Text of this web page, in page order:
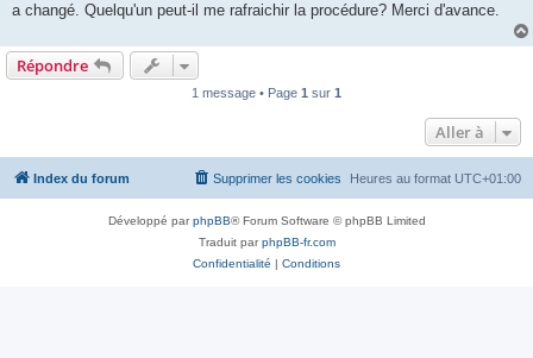
a changé. Quelqu'un peut-il me rafraichir la procédure? Merci d'avance.
Répondre
1 message • Page 1 sur 1
Aller à
Index du forum Heures au format UTC+01:00
Supprimer les cookies
Développé parphpBB® Forum Software © phpBB Limited
Traduit parphpBB-fr.com
Confidentialité | Conditions